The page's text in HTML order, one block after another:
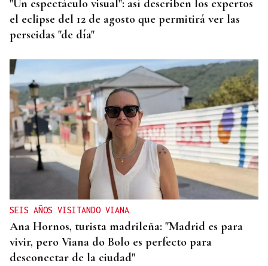
"Un espectáculo visual": así describen los expertos
el eclipse del 12 de agosto que permitirá ver las
perseidas "de día"
SEIS AÑOS VISITANDO VIANA
Ana Hornos, turista madrileña: "Madrid es para
vivir, pero Viana do Bolo es perfecto para
desconectar de la ciudad"